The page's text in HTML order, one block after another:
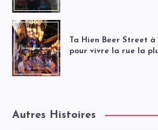
Ta Hien Beer Street
pour vivre la rue la
Autres Histoires